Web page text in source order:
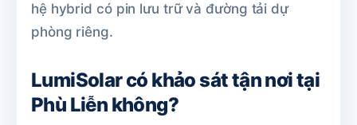
hệ hybrid có pin lưu trữ và đường tải dự
phòng riêng.
LumiSolar có khảo sát tận nơi tại
Phù Liễn không?